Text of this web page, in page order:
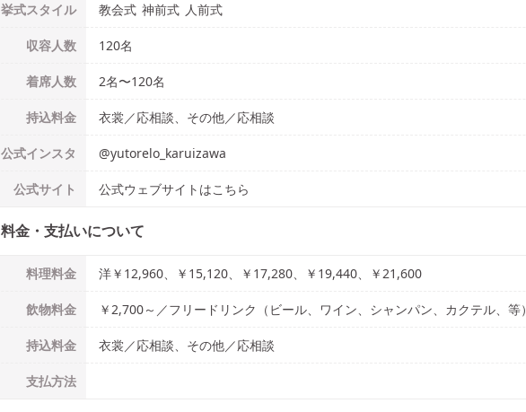
挙式スタイル 教会式 神前式 人前式
収容人数 120名
着席人数 2名〜120名
持込料金 衣裳／応相談、その他／応相談
公式インスタ @yutorelo_karuizawa
公式サイト 公式ウェブサイトはこちら
料金・支払いについて
料理料金 洋￥12,960、￥15,120、￥17,280、￥19,440、￥21,600
飲物料金 ￥2,700～／フリードリンク（ビール、ワイン、シャンパン、カクテル、等）
持込料金 衣裳／応相談、その他／応相談
支払方法